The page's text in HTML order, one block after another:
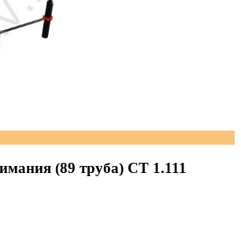
(89 труба) СТ 1.111